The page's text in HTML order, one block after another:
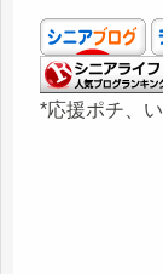
*応援ポチ、